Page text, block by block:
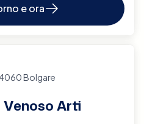
e ora
Bolgare
Arti